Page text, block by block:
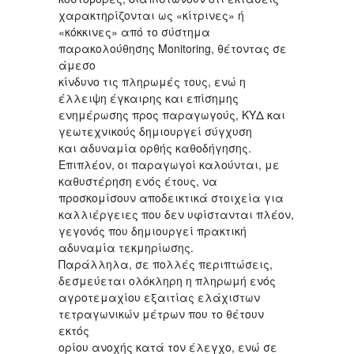
χαρακτηρίζονται ως «κίτρινες» ή
«κόκκινες» από το σύστημα
παρακολούθησης Monitoring, θέτοντας σε
άμεσο
κίνδυνο τις πληρωμές τους, ενώ η
έλλειψη έγκαιρης και επίσημης
ενημέρωσης προς παραγωγούς, ΚΥΔ και
γεωτεχνικούς δημιουργεί σύγχυση
και αδυναμία ορθής καθοδήγησης.
Επιπλέον, οι παραγωγοί καλούνται, με
καθυστέρηση ενός έτους, να
προσκομίσουν αποδεικτικά στοιχεία για
καλλιέργειες που δεν υφίστανται πλέον,
γεγονός που δημιουργεί πρακτική
αδυναμία τεκμηρίωσης.
Παράλληλα, σε πολλές περιπτώσεις,
δεσμεύεται ολόκληρη η πληρωμή ενός
αγροτεμαχίου εξαιτίας ελάχιστων
τετραγωνικών μέτρων που το θέτουν
εκτός
ορίου ανοχής κατά τον έλεγχο, ενώ σε